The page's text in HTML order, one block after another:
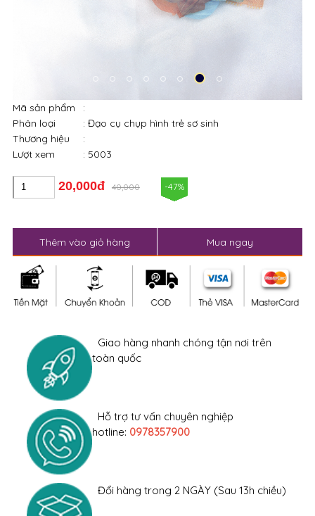
Mã sản phẩm
:
Phân loại
: Đạo cụ chụp hình trẻ sơ sinh
Thương hiệu
:
Lượt xem
: 5003
20,000đ 40,000 -47%
Thêm vào giỏ hàng Mua ngay
Giao hàng nhanh chóng tận nơi trên
toàn quốc
Hỗ trợ tư vấn chuyên nghiệp
hotline: 0978357900
Đổi hàng trong 2 NGÀY (Sau 13h chiều)